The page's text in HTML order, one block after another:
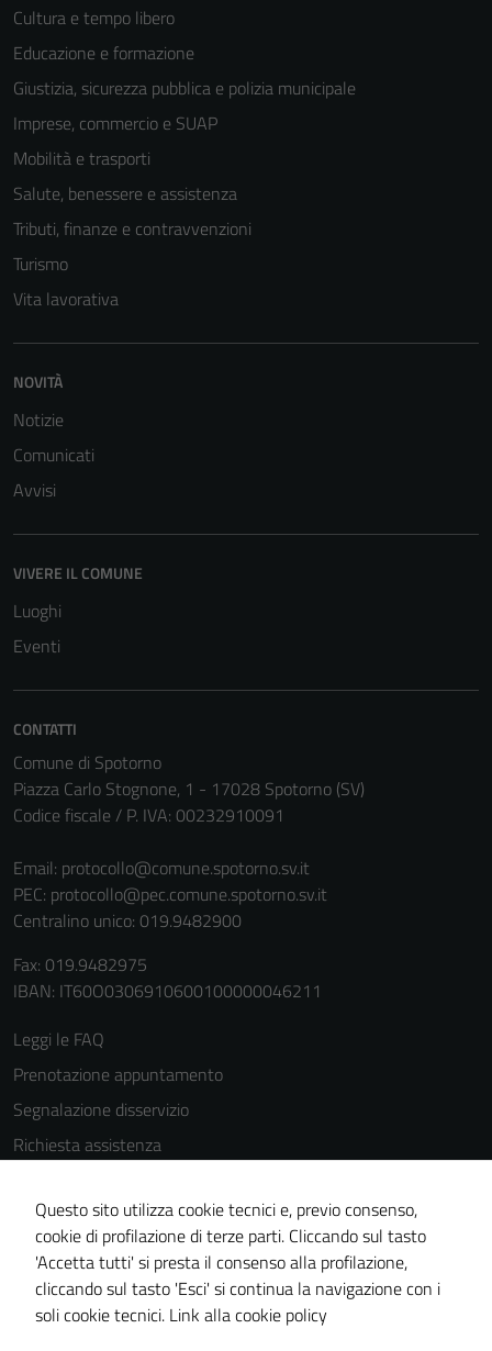
Cultura e tempo libero
Educazione e formazione
Giustizia, sicurezza pubblica e polizia municipale
Imprese, commercio e SUAP
Mobilità e trasporti
Salute, benessere e assistenza
Tributi, finanze e contravvenzioni
Turismo
Vita lavorativa
NOVITÀ
Notizie
Comunicati
Avvisi
VIVERE IL COMUNE
Luoghi
Eventi
CONTATTI
Comune di Spotorno
Piazza Carlo Stognone, 1 - 17028 Spotorno (SV)
Codice fiscale / P. IVA: 00232910091
Email: protocollo@comune.spotorno.sv.it
PEC: protocollo@pec.comune.spotorno.sv.it
Centralino unico: 019.9482900
Fax: 019.9482975
IBAN: IT60O0306910600100000046211
Leggi le FAQ
Prenotazione appuntamento
Segnalazione disservizio
Richiesta assistenza
Informativa privacy
Cookie Policy
Note legali
Dichiarazione di accessibilità
Questo sito utilizza cookie tecnici e, previo consenso,
cookie di profilazione di terze parti. Cliccando sul tasto
'Accetta tutti' si presta il consenso alla profilazione,
cliccando sul tasto 'Esci' si continua la navigazione con i
soli cookie tecnici. Link alla cookie policy
sono necessari
del sito e non
possono
non raccolgono